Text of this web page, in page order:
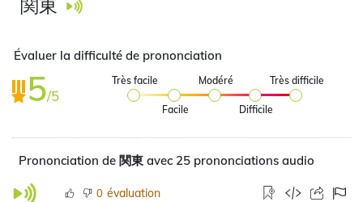
関東
Évaluer la difficulté de prononciation
5/5
Très facile
Facile
Modéré
Difficile
Très difficile
Prononciation de 関東 avec 25 prononciations audio
0 évaluation